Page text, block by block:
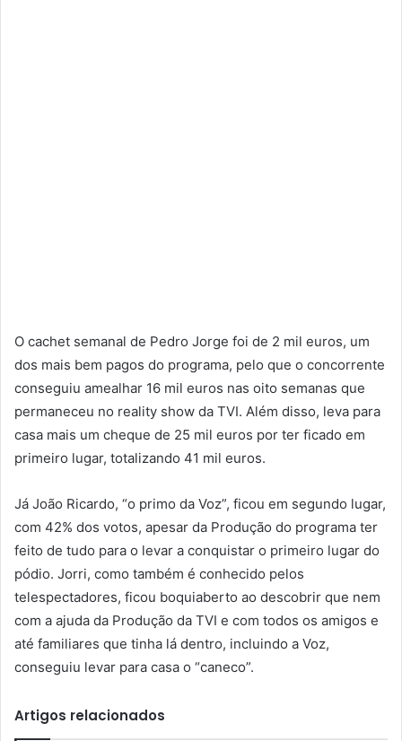
O cachet semanal de Pedro Jorge foi de 2 mil euros, um
dos mais bem pagos do programa, pelo que o concorrente
conseguiu amealhar 16 mil euros nas oito semanas que
permaneceu no reality show da TVI. Além disso, leva para
casa mais um cheque de 25 mil euros por ter ficado em
primeiro lugar, totalizando 41 mil euros.
Já João Ricardo, “o primo da Voz”, ficou em segundo lugar,
com 42% dos votos, apesar da Produção do programa ter
feito de tudo para o levar a conquistar o primeiro lugar do
pódio. Jorri, como também é conhecido pelos
telespectadores, ficou boquiaberto ao descobrir que nem
com a ajuda da Produção da TVI e com todos os amigos e
até familiares que tinha lá dentro, incluindo a Voz,
conseguiu levar para casa o “caneco”.
Artigos relacionados